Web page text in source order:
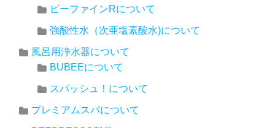
ビーファインRについて
強酸性水（次亜塩素酸水)について
風呂用浄水器について
BUBEEについて
スパッシュ！について
プレミアムスパについて